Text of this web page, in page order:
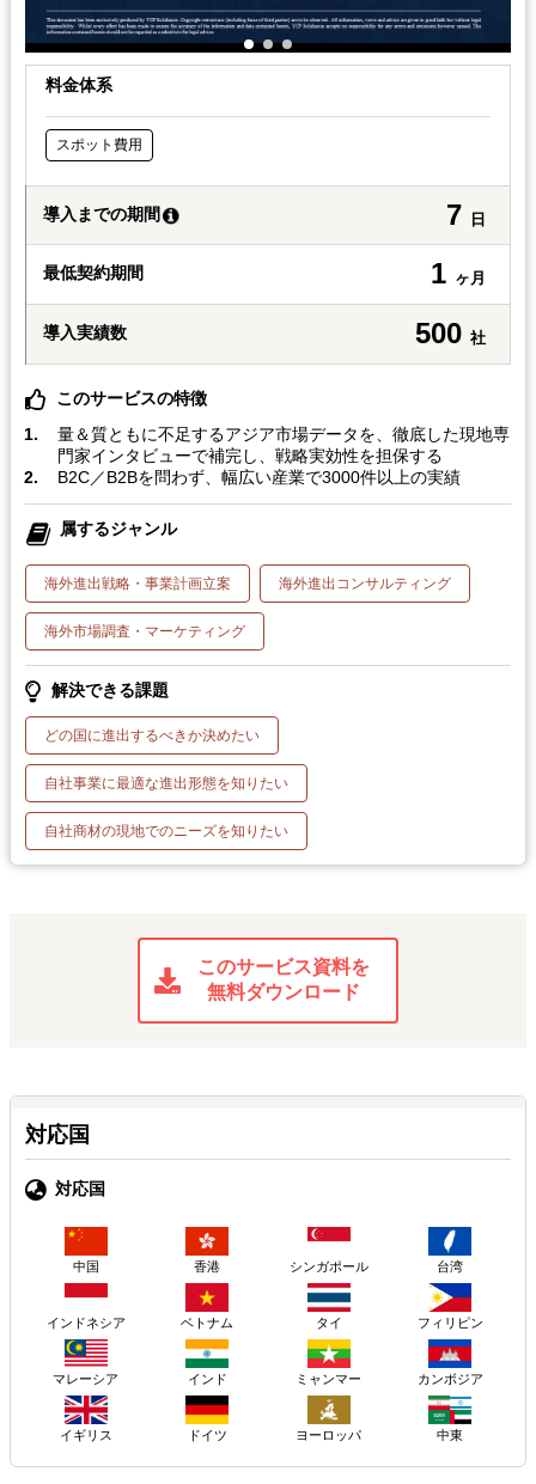
料金体系
スポット費用
導入までの期間 7 日
最低契約期間 1 ヶ月
導入実績数 500 社
このサービスの特徴
量＆質ともに不足するアジア市場データを、徹底した現地専
門家インタビューで補完し、戦略実効性を担保する
B2C／B2Bを問わず、幅広い産業で3000件以上の実績
属するジャンル
海外進出戦略・事業計画立案 海外進出コンサルティング
海外市場調査・マーケティング
解決できる課題
どの国に進出するべきか決めたい
自社事業に最適な進出形態を知りたい
自社商材の現地でのニーズを知りたい
このサービス資料を
無料ダウンロード
対応国
対応国
中国 香港 シンガポール 台湾
インドネシア ベトナム タイ フィリピン
マレーシア インド ミャンマー カンボジア
イギリス ドイツ ヨーロッパ 中東